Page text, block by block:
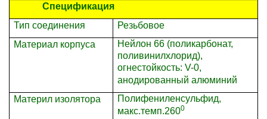
Спецификация
Тип соединения
Резьбовое
Материал корпуса
Нейлон 66 (поликарбонат,
поливинилхлорид),
огнестойкость: V-0,
анодированный алюминий
Материл изолятора
Полифениленсульфид,
макс.темп.2600